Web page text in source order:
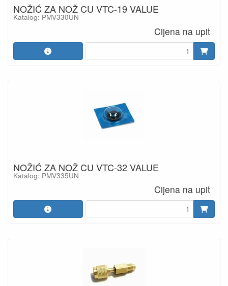
NOŽIĆ ZA NOŽ CU VTC-19 VALUE
Katalog: PMV330UN
Cijena na upit
NOŽIĆ ZA NOŽ CU VTC-32 VALUE
Katalog: PMV335UN
Cijena na upit